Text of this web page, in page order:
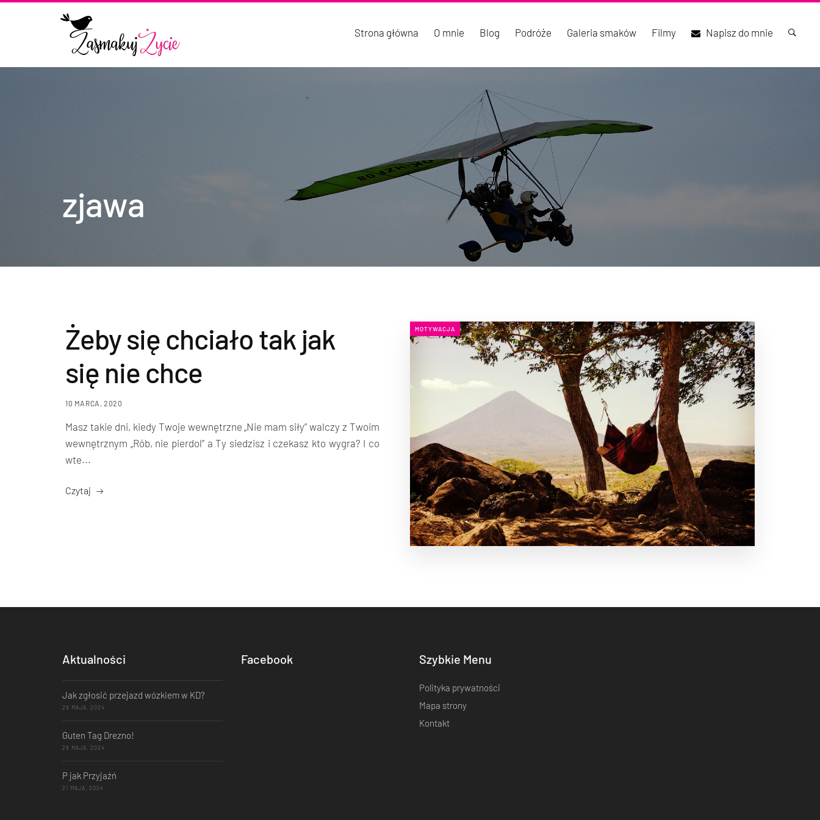
Strona główna O mnie Blog Podróże Galeria smaków Filmy Napisz do mnie
zjawa
MOTYWACJA
Żeby się chciało tak jak
się nie chce
10 MARCA, 2020
Masz takie dni, kiedy Twoje wewnętrzne „Nie mam siły” walczy z Twoim
wewnętrznym „Rób, nie pierdol” a Ty siedzisz i czekasz kto wygra? I co
wte...
Czytaj
Aktualności
Jak zgłosić przejazd wózkiem w KD?
29 MAJA, 2024
Guten Tag Drezno!
29 MAJA, 2024
P jak Przyjaźń
21 MAJA, 2024
Facebook Szybkie Menu
Polityka prywatności
Mapa strony
Kontakt